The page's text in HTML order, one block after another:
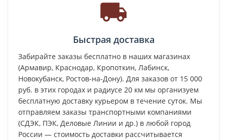
Быстрая доставка
Забирайте заказы бесплатно в наших магазинах
(Армавир, Краснодар, Кропоткин, Лабинск,
Новокубанск, Ростов-на-Дону). Для заказов от 15 000
руб. в этих городах и радиусе 20 км мы организуем
бесплатную доставку курьером в течение суток. Мы
отправляем заказы транспортными компаниями
(СДЭК, ПЭК, Деловые Линии и др.) в любой город
России — стоимость доставки рассчитывается